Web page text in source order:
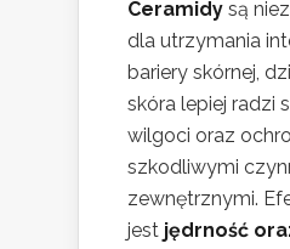
Ceramidy są
dla utrzymania
bariery skórnej,
skóra lepiej radzi
wilgoci oraz
szkodliwymi
zewnętrznymi.
jest jędrność